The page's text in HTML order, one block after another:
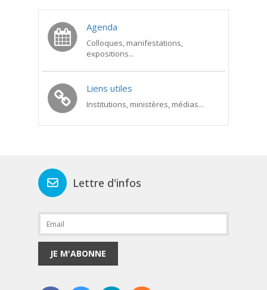
Agenda
Colloques, manifestations,
expositions...
Liens utiles
Institutions, ministères, médias...
Lettre d'infos
JE M'ABONNE